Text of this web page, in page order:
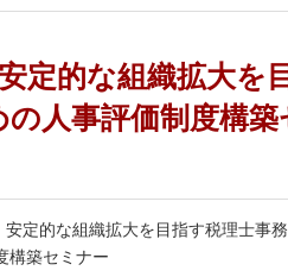
定的な組織拡大を
人事評価制度構築
定的な組織拡大を目指す税理士事
構築セミナー